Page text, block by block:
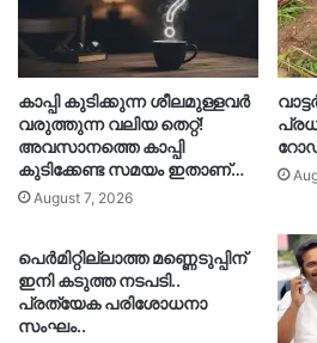
കാപ്പി കുടിക്കുന്ന ശീലമുള്ളവർ
വരുത്തുന്ന വലിയ തെറ്റ്!
അവസാനത്തെ കാപ്പി
കുടിക്കേണ്ട സമയം ഇതാണ്…
August 7, 2026
പെർമിറ്റില്ലാത്ത മണ്ണെടുപ്പിന്
ഇനി കടുത്ത നടപടി..
പ്രത്യേക പരിശോധനാ
സംഘം..